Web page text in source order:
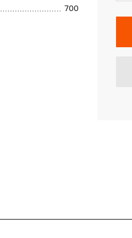
700